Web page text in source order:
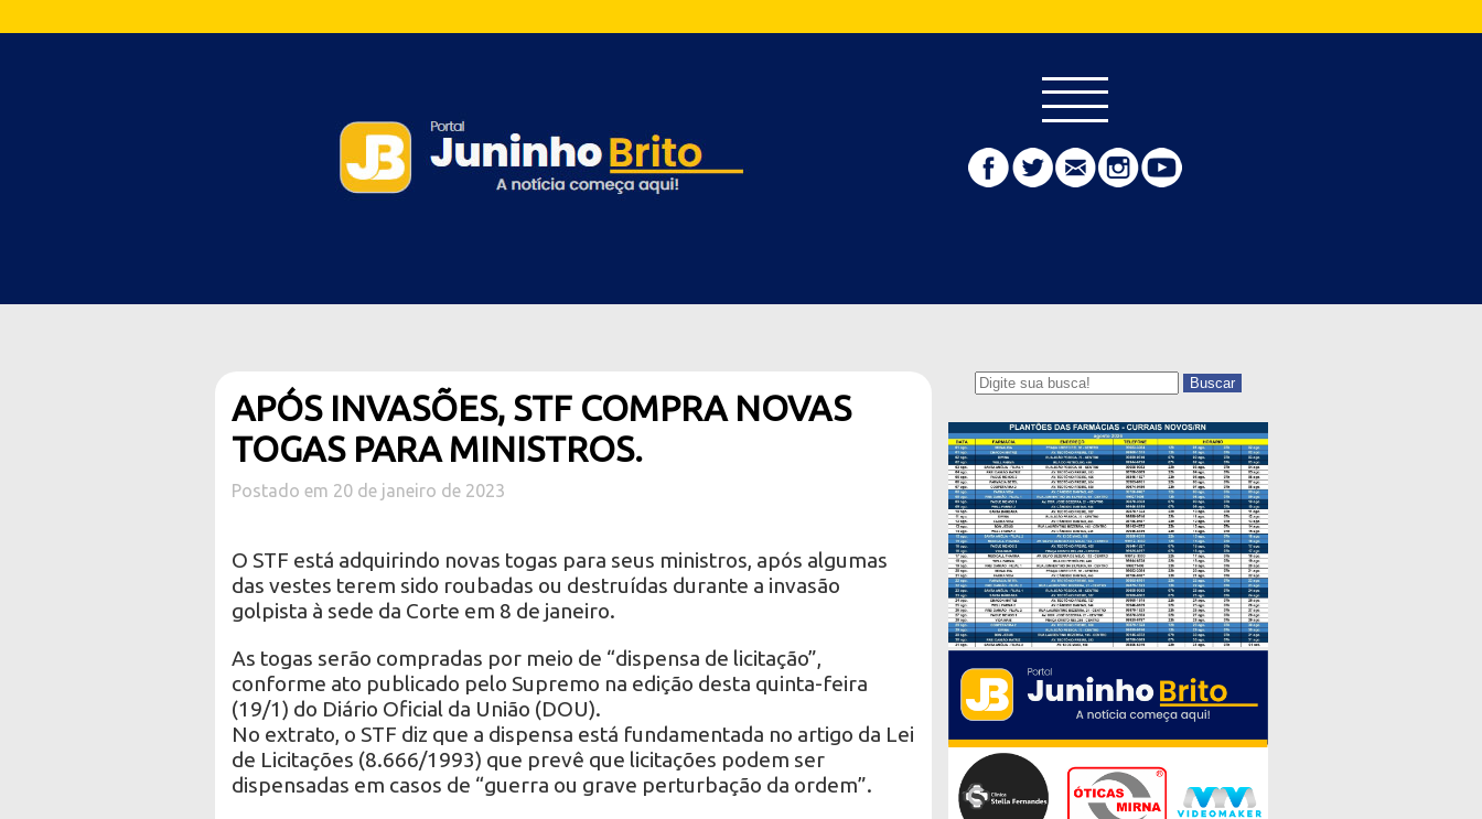
APÓS INVASÕES, STF COMPRA NOVAS
TOGAS PARA MINISTROS.
Postado em 20 de janeiro de 2023
O STF está adquirindo novas togas para seus ministros, após algumas
das vestes terem sido roubadas ou destruídas durante a invasão
golpista à sede da Corte em 8 de janeiro.
As togas serão compradas por meio de “dispensa de licitação”,
conforme ato publicado pelo Supremo na edição desta quinta-feira
(19/1) do Diário Oficial da União (DOU).
No extrato, o STF diz que a dispensa está fundamentada no artigo da Lei
de Licitações (8.666/1993) que prevê que licitações podem ser
dispensadas em casos de “guerra ou grave perturbação da ordem”.
Buscar